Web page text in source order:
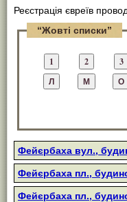
Реєстрація євреїв
“Жовті списки”
Фейєрбаха вул.,
Фейєрбаха пл.,
Фейєрбаха пл.,